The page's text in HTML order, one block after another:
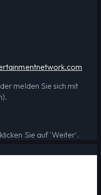
melden Sie sich mit
Sie auf 'Weiter'.